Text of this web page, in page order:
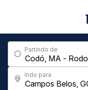
Partindo de
Indo para